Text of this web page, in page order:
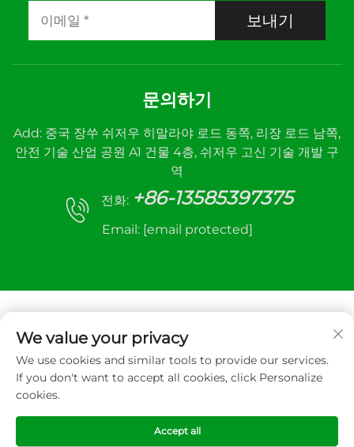
보내기
문의하기
Add: 중국 장쑤 쉬저우 히말라야 로드 동쪽, 리장 로드 남쪽,
안전 기술 산업 공원 A1 건물 4층, 쉬저우 고신 기술 개발 구
역
전화: +86-13585397375
Email: [email protected]
Copyright © 2026 Xuzhou sanhe automatic
control equipment Co.,LTD. All right reserved
We value your privacy
We use cookies and similar tools to provide our services.
If you don't want to accept all cookies, click Personalize
cookies.
Accept all